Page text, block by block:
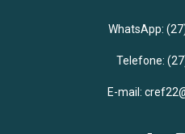
WhatsApp:
Telefone:
E-mail: